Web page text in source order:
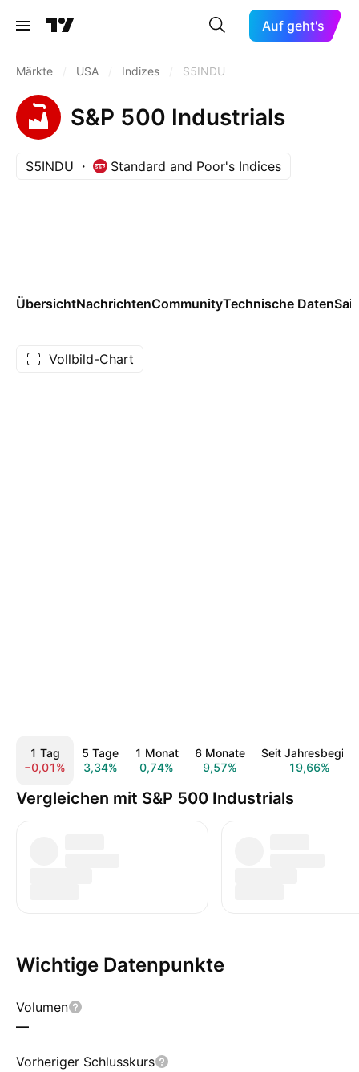
Auf geht's
Märkte USA Indizes S5INDU
S&P 500 Industrials
S5INDU Standard and Poor's Indices
ÜbersichtNachrichtenCommunityTechnische Daten
Vollbild-Chart
1 Tag
−0,01%
5 Tage
3,34%
1 Monat
0,74%
6 Monate
9,57%
Seit Jahresbeginn
19,66%
Vergleichen mit S&P 500 Industrials
Wichtige Datenpunkte
Volumen
—
Vorheriger Schlusskurs